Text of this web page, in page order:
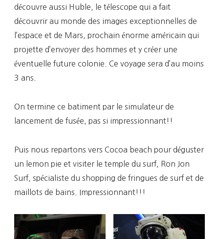
découvre aussi Huble, le télescope qui a fait
découvrir au monde des images exceptionnelles de
l’espace et de Mars, prochain énorme américain qui
projette d’envoyer des hommes et y créer une
éventuelle future colonie. Ce voyage sera d’au moins
3 ans.
On termine ce batiment par le simulateur de
lancement de fusée, pas si impressionnant!!
Puis nous repartons vers Cocoa beach pour déguster
un lemon pie et visiter le temple du surf, Ron Jon
Surf, spécialiste du shopping de fringues de surf et de
maillots de bains. Impressionnant!!!